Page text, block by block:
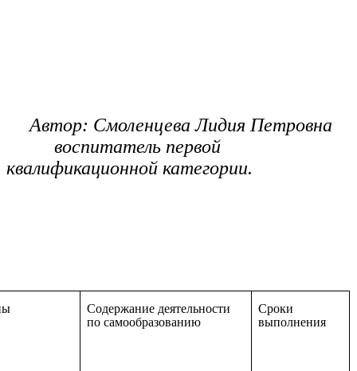
Автор: Смоленцева Лидия Петровна
воспитатель первой
квалификационной категории.
Содержание деятельности
по самообразованию
Сроки
выполнения